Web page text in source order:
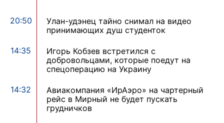
20:50
Улан-удэнец тайно снимал на видео
принимающих душ студенток
14:35
Игорь Кобзев встретился с
добровольцами, которые поедут на
спецоперацию на Украину
14:32
Авиакомпания «ИрАэро» на чартерный
рейс в Мирный не будет пускать
грудничков